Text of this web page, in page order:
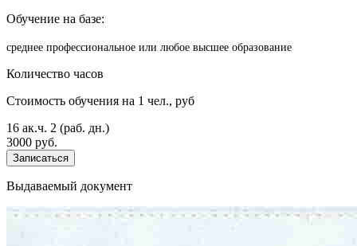
Обучение на базе:
среднее профессиональное или любое высшее образование
Количество часов
Стоимость обучения на 1 чел., руб
16 ак.ч. 2 (раб. дн.)
3000 руб.
Записаться
Выдаваемый документ